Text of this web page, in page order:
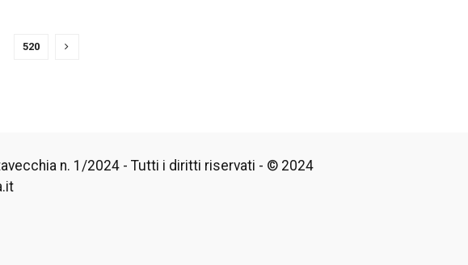
520
n. 1/2024 - Tutti i diritti riservati - © 2024